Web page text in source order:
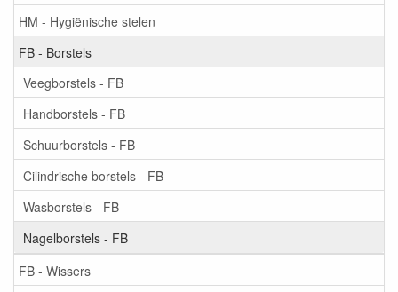
HM - Hygiënische stelen
FB - Borstels
Veegborstels - FB
Handborstels - FB
Schuurborstels - FB
Cilindrische borstels - FB
Wasborstels - FB
Nagelborstels - FB
FB - Wissers